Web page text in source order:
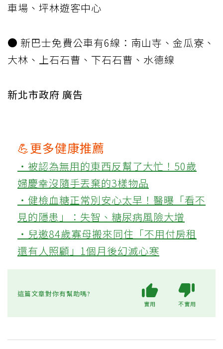
車場、坪林遊客中心
● 新巴士免費公車有6線：南山寺、金瓜寮、
大林、上石石曹、下石石曹、水德線
新北市政府 廣告
💪更多健康推薦
‧被認為無用的東西反幫了大忙！50歲
婦慶幸沒隨手丟棄的3樣物品
‧健檢血糖正常別安心太早！醫曝「看不
見的隱患」：失智、糖尿病風險大增
‧兒邀84歲寡母搬來同住「不用付房租
還有人照顧」1個月後幻滅心寒
這篇文章對你有幫助嗎?
實用 不實用